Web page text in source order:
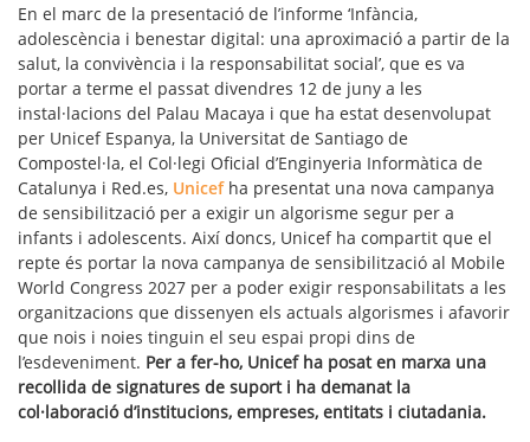
En el marc de la presentació de l’informe ‘Infància,
adolescència i benestar digital: una aproximació a partir de la
salut, la convivència i la responsabilitat social’, que es va
portar a terme el passat divendres 12 de juny a les
instal·lacions del Palau Macaya i que ha estat desenvolupat
per Unicef Espanya, la Universitat de Santiago de
Compostel·la, el Col·legi Oficial d’Enginyeria Informàtica de
Catalunya i Red.es, Unicefha presentat una nova campanya
de sensibilització per a exigir un algorisme segur per a
infants i adolescents. Així doncs, Unicef ha compartit que el
repte és portar la nova campanya de sensibilització al Mobile
World Congress 2027 per a poder exigir responsabilitats a les
organitzacions que dissenyen els actuals algorismes i afavorir
que nois i noies tinguin el seu espai propi dins de
l’esdeveniment. Per a fer-ho, Unicef ha posat en marxa una
recollida de signatures de suport i ha demanat la
col·laboració d’institucions, empreses, entitats i ciutadania.